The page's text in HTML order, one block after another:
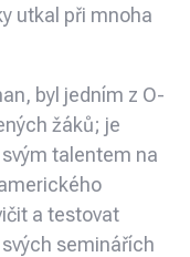
utkal při mnoha
byl jedním z O-
žáků; je
talentem na
a testovat
seminářích